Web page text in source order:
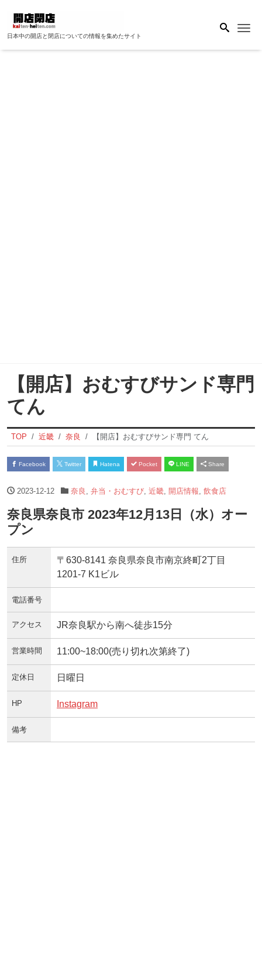
日本中の開店と閉店についての情報を集めたサイト
【開店】おむすびサンド専門
てん
TOP 近畿 奈良 【開店】おむすびサンド専門 てん
Facebook Twitter Hatena Pocket LINE Share
2023-12-12 奈良 弁当・おむすび, 近畿, 開店情報 飲食店
奈良県奈良市 2023年12月13日（水）オー
プン
住所
〒630-8141 奈良県奈良市南京終町2丁目
1201-7 K1ビル
電話番号
アクセス JR奈良駅から南へ徒歩15分
営業時間 11:00~18:00(売り切れ次第終了)
定休日 日曜日
HP Instagram
備考